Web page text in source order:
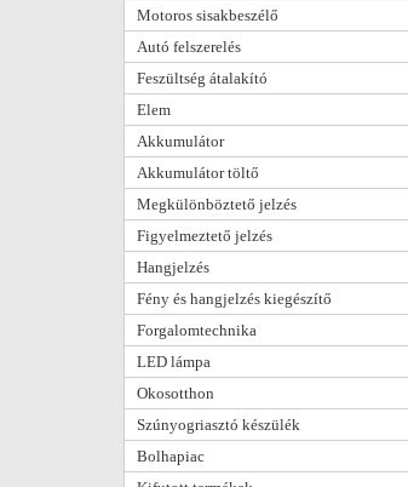
Motoros sisakbeszélő
Autó felszerelés
Feszültség átalakító
Elem
Akkumulátor
Akkumulátor töltő
Megkülönböztető jelzés
Figyelmeztető jelzés
Hangjelzés
Fény és hangjelzés kiegészítő
Forgalomtechnika
LED lámpa
Okosotthon
Szúnyogriasztó készülék
Bolhapiac